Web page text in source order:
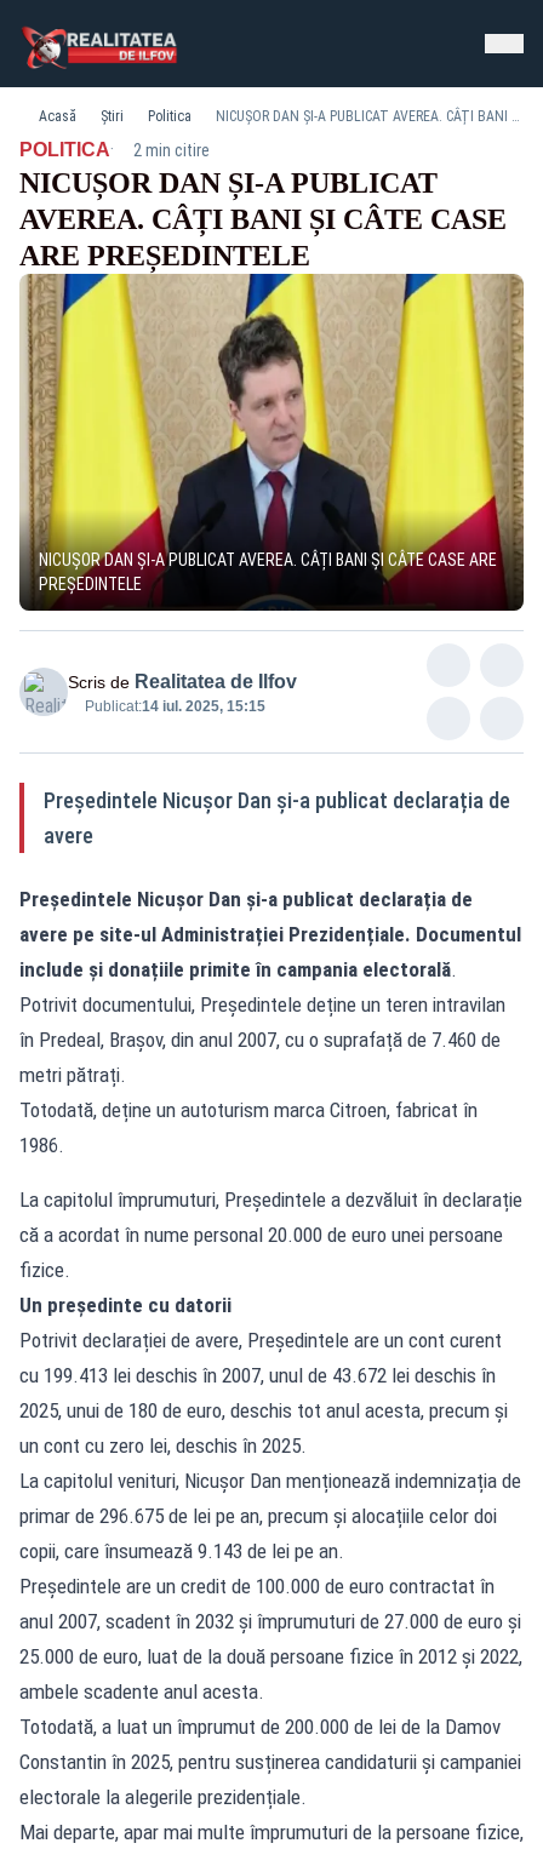
Acasă Știri Politica NICUȘOR DAN ȘI-A PUBLICAT AVEREA. CÂȚI BANI ȘI CÂTE CASE ARE PREȘEDINTELE
POLITICA· 2 min citire
NICUȘOR DAN ȘI-A PUBLICAT
AVEREA. CÂȚI BANI ȘI CÂTE CASE
ARE PREȘEDINTELE
NICUȘOR DAN ȘI-A PUBLICAT AVEREA. CÂȚI BANI ȘI CÂTE CASE ARE
PREȘEDINTELE
Scris de Realitatea de Ilfov
Publicat:14 iul. 2025, 15:15
Președintele Nicușor Dan și-a publicat declarația de
avere
Președintele Nicușor Dan și-a publicat declarația de
avere pe site-ul Administrației Prezidențiale. Documentul
include și donațiile primite în campania electorală.
Potrivit documentului, Președintele deține un teren intravilan
în Predeal, Brașov, din anul 2007, cu o suprafață de 7.460 de
metri pătrați.
Totodată, deține un autoturism marca Citroen, fabricat în
1986.
La capitolul împrumuturi, Președintele a dezvăluit în declarație
că a acordat în nume personal 20.000 de euro unei persoane
fizice.
Un președinte cu datorii
Potrivit declarației de avere, Președintele are un cont curent
cu 199.413 lei deschis în 2007, unul de 43.672 lei deschis în
2025, unui de 180 de euro, deschis tot anul acesta, precum și
un cont cu zero lei, deschis în 2025.
La capitolul venituri, Nicușor Dan menționează indemnizația de
primar de 296.675 de lei pe an, precum și alocațiile celor doi
copii, care însumează 9.143 de lei pe an.
Președintele are un credit de 100.000 de euro contractat în
anul 2007, scadent în 2032 și împrumuturi de 27.000 de euro și
25.000 de euro, luat de la două persoane fizice în 2012 și 2022,
ambele scadente anul acesta.
Totodată, a luat un împrumut de 200.000 de lei de la Damov
Constantin în 2025, pentru susținerea candidaturii și campaniei
electorale la alegerile prezidențiale.
Mai departe, apar mai multe împrumuturi de la persoane fizice,